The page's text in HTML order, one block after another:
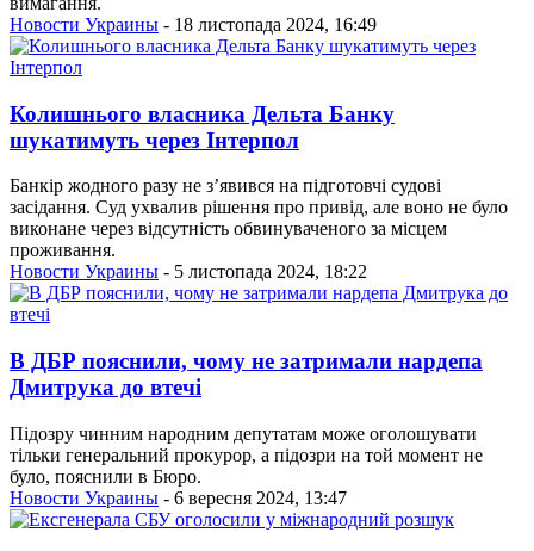
Новости Украины - 18 листопада 2024, 16:49
Колишнього власника Дельта Банку
шукатимуть через Інтерпол
Банкір жодного разу не з’явився на підготовчі судові
засідання. Суд ухвалив рішення про привід, але воно не було
виконане через відсутність обвинуваченого за місцем
проживання.
Новости Украины - 5 листопада 2024, 18:22
В ДБР пояснили, чому не затримали нардепа
Дмитрука до втечі
Підозру чинним народним депутатам може оголошувати
тільки генеральний прокурор, а підозри на той момент не
було, пояснили в Бюро.
Новости Украины - 6 вересня 2024, 13:47